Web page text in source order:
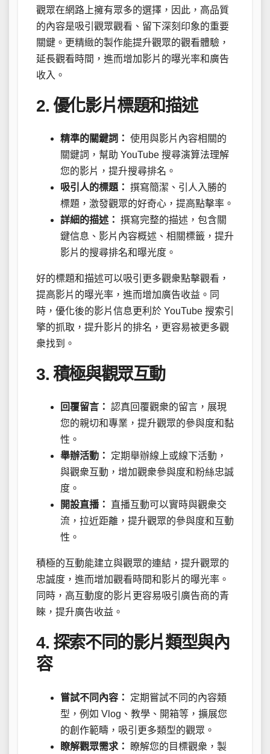
觀眾在網路上擁有眾多的選擇，因此，高品質
的內容是吸引觀眾觀看、留下深刻印象的重要
關鍵。更精緻的製作能提升觀眾的觀看體驗，
延長觀看時間，進而增加影片的曝光率和廣告
收入。
2. 優化影片標題和描述
精準的關鍵詞： 使用與影片內容相關的
關鍵詞，幫助 YouTube 搜尋演算法理解
您的影片，提升搜尋排名。
吸引人的標題： 撰寫簡潔、引人入勝的
標題，激發觀眾的好奇心，提高點擊率。
詳細的描述： 撰寫完整的描述，包含關
鍵信息、影片內容概述、相關標籤，提升
影片的搜尋排名和曝光度。
好的標題和描述可以吸引更多觀衆點擊觀看，
提高影片的曝光率，進而增加廣告收益。同
時，優化後的影片信息更利於 YouTube 搜索引
擎的抓取，提升影片的排名，更容易被更多觀
衆找到。
3. 積極與觀眾互動
回覆留言： 認真回覆觀衆的留言，展現
您的親切和專業，提升觀眾的參與度和黏
性。
舉辦活動：
定期舉辦線上或線下活動，
與觀衆互動，增加觀衆參與度和粉絲忠誠
度。
開設直播：
直播互動可以實時與觀衆交
流，拉近距離，提升觀眾的參與度和互動
性。
積極的互動能建立與觀眾的連結，提升觀眾的
忠誠度，進而增加觀看時間和影片的曝光率。
同時，高互動度的影片更容易吸引廣告商的青
睞，提升廣告收益。
4. 探索不同的影片類型與內
容
嘗試不同內容：
定期嘗試不同的內容類
型，例如 Vlog、教學、開箱等，擴展您
的創作範疇，吸引更多類型的觀眾。
瞭解觀眾需求：
瞭解您的目標觀衆，製